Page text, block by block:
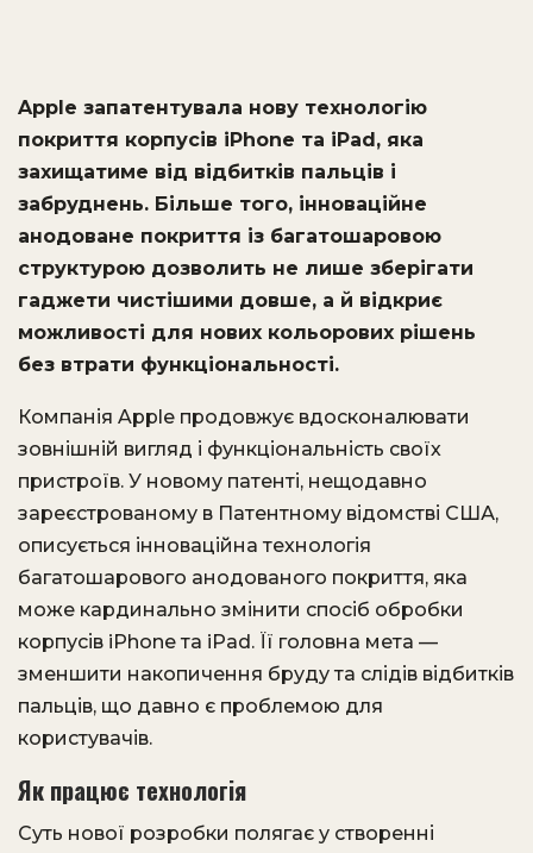
Apple запатентувала нову технологію
покриття корпусів iPhone та iPad, яка
захищатиме від відбитків пальців і
забруднень. Більше того, інноваційне
анодоване покриття із багатошаровою
структурою дозволить не лише зберігати
гаджети чистішими довше, а й відкриє
можливості для нових кольорових рішень
без втрати функціональності.
Компанія Apple продовжує вдосконалювати
зовнішній вигляд і функціональність своїх
пристроїв. У новому патенті, нещодавно
зареєстрованому в Патентному відомстві США,
описується інноваційна технологія
багатошарового анодованого покриття, яка
може кардинально змінити спосіб обробки
корпусів iPhone та iPad. Її головна мета —
зменшити накопичення бруду та слідів відбитків
пальців, що давно є проблемою для
користувачів.
Як працює технологія
Суть нової розробки полягає у створенні